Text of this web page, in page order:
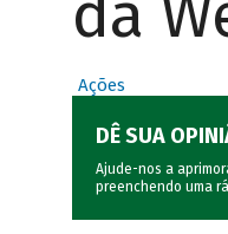
da
Ações
DÊ SUA
Ajude-nos a
preenchendo uma